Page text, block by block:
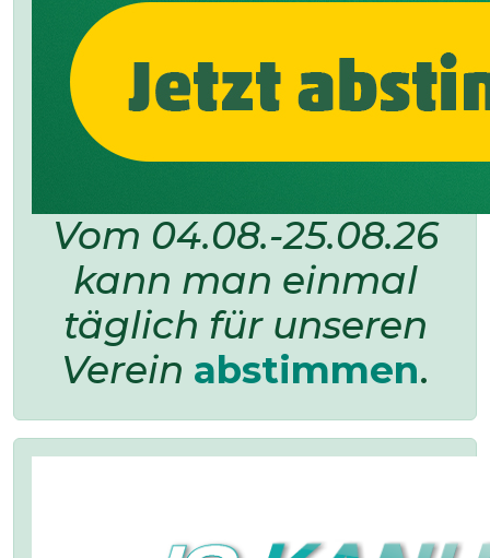
Vom 04.08.-25.08.26
kann man einmal
täglich für unseren
Verein abstimmen.